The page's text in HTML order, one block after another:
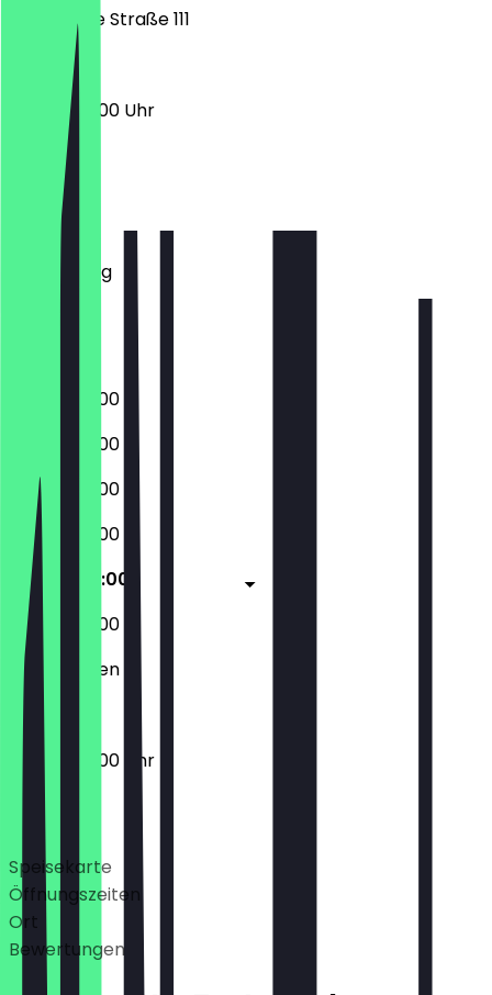
Bornaische Straße 111
07:00 - 22:00 Uhr
Montag
Dienstag
Mittwoch
Donnerstag
07:00 - 22:00
07:00 - 22:00
07:00 - 22:00
07:00 - 22:00
07:00 - 22:00
07:00 - 22:00
Geschlossen
07:00 - 22:00 Uhr
Deals
Speisekarte
Öffnungszeiten
Ort
Bewertungen